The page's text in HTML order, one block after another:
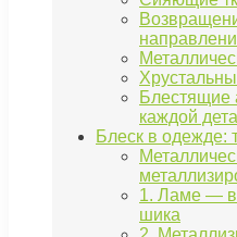
Блестящие
каждой
Блеск в одежде:
1. Ламе —
шика